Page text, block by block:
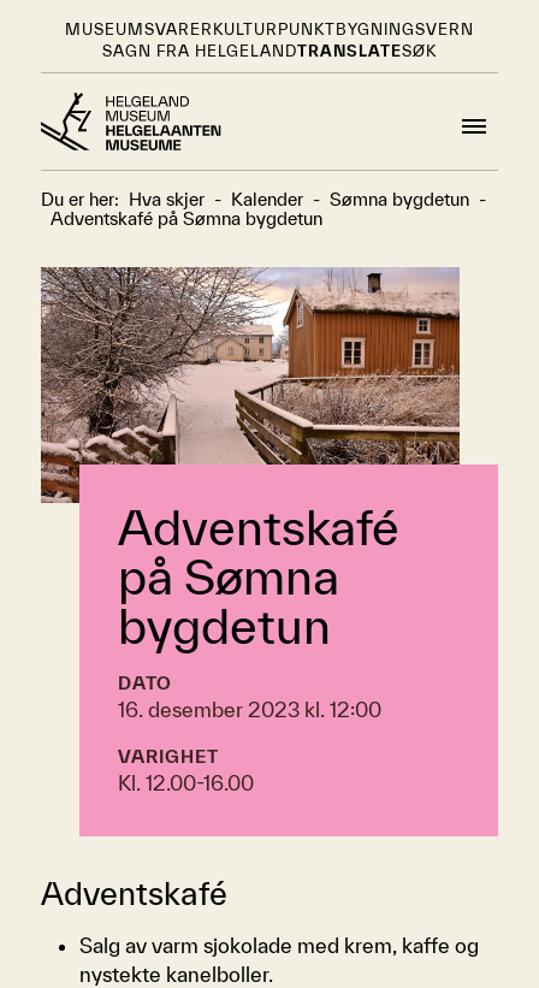
MUSEUMSVARER KULTURPUNKT BYGNINGSVERN
SAGN FRA HELGELANDTRANSLATESØK
Du er her: Hva skjer - Kalender - Sømna bygdetun -
Adventskafé på Sømna bygdetun
Adventskafé
på Sømna
bygdetun
DATO
16. desember 2023 kl. 12:00
VARIGHET
Kl. 12.00-16.00
Adventskafé
Salg av varm sjokolade med krem, kaffe og
nystekte kanelboller.